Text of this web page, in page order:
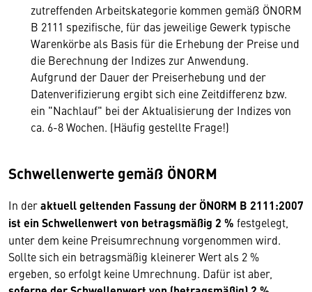
zutreffenden Arbeitskategorie kommen gemäß ÖNORM
B 2111 spezifische, für das jeweilige Gewerk typische
Warenkörbe als Basis für die Erhebung der Preise und
die Berechnung der Indizes zur Anwendung.
Aufgrund der Dauer der Preiserhebung und der
Datenverifizierung ergibt sich eine Zeitdifferenz bzw.
ein "Nachlauf" bei der Aktualisierung der Indizes von
ca. 6-8 Wochen. (Häufig gestellte Frage!)
Schwellenwerte gemäß ÖNORM
In deraktuell geltenden Fassung der ÖNORM B 2111:2007
ist ein Schwellenwert von betragsmäßig 2 % festgelegt,
unter dem keine Preisumrechnung vorgenommen wird.
Sollte sich ein betragsmäßig kleinerer Wert als 2 %
ergeben, so erfolgt keine Umrechnung. Dafür ist aber,